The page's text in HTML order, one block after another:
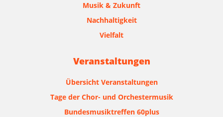
Musik & Zukunft
Nachhaltigkeit
Vielfalt
Veranstaltungen
Übersicht Veranstaltungen
Tage der Chor- und Orchestermusik
Bundesmusiktreffen 60plus